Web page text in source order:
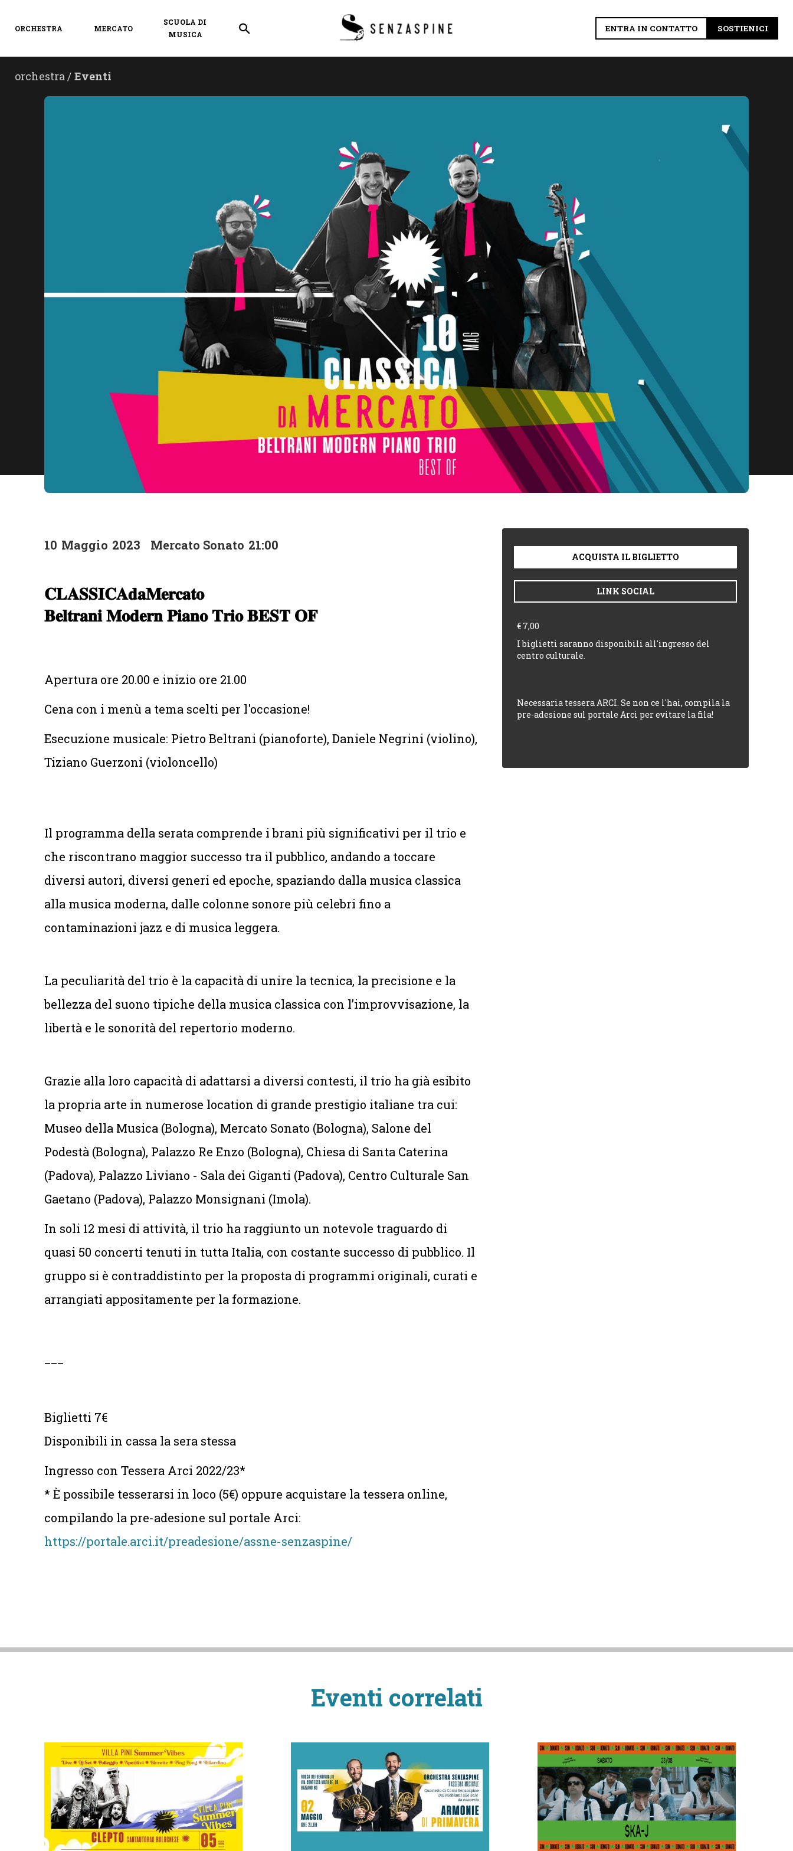
ORCHESTRA MERCATO
SCUOLA DI
MUSICA
ENTRA IN CONTATTO SOSTIENICI
orchestra / Eventi
10 Maggio 2023 Mercato Sonato 21:00
𝐂𝐋𝐀𝐒𝐒𝐈𝐂𝐀𝐝𝐚𝐌𝐞𝐫𝐜𝐚𝐭𝐨
𝐁𝐞𝐥𝐭𝐫𝐚𝐧𝐢 𝐌𝐨𝐝𝐞𝐫𝐧 𝐏𝐢𝐚𝐧𝐨 𝐓𝐫𝐢𝐨 𝐁𝐄𝐒𝐓 𝐎𝐅
Apertura ore 20.00 e inizio ore 21.00
Cena con i menù a tema scelti per l'occasione!
Esecuzione musicale: Pietro Beltrani (pianoforte), Daniele Negrini (violino),
Tiziano Guerzoni (violoncello)
Il programma della serata comprende i brani più significativi per il trio e
che riscontrano maggior successo tra il pubblico, andando a toccare
diversi autori, diversi generi ed epoche, spaziando dalla musica classica
alla musica moderna, dalle colonne sonore più celebri fino a
contaminazioni jazz e di musica leggera.
La peculiarità del trio è la capacità di unire la tecnica, la precisione e la
bellezza del suono tipiche della musica classica con l’improvvisazione, la
libertà e le sonorità del repertorio moderno.
Grazie alla loro capacità di adattarsi a diversi contesti, il trio ha già esibito
la propria arte in numerose location di grande prestigio italiane tra cui:
Museo della Musica (Bologna), Mercato Sonato (Bologna), Salone del
Podestà (Bologna), Palazzo Re Enzo (Bologna), Chiesa di Santa Caterina
(Padova), Palazzo Liviano - Sala dei Giganti (Padova), Centro Culturale San
Gaetano (Padova), Palazzo Monsignani (Imola).
In soli 12 mesi di attività, il trio ha raggiunto un notevole traguardo di
quasi 50 concerti tenuti in tutta Italia, con costante successo di pubblico. Il
gruppo si è contraddistinto per la proposta di programmi originali, curati e
arrangiati appositamente per la formazione.
Biglietti 7€
Disponibili in cassa la sera stessa
Ingresso con Tessera Arci 2022/23*
* È possibile tesserarsi in loco (5€) oppure acquistare la tessera online,
compilando la pre-adesione sul portale Arci:
https://portale.arci.it/preadesione/assne-senzaspine/
ACQUISTA IL BIGLIETTO
LINK SOCIAL
€ 7,00
I biglietti saranno disponibili all'ingresso del
centro culturale.
Necessaria tessera ARCI. Se non ce l'hai, compila la
pre-adesione sul portale Arci per evitare la fila!
Eventi correlati